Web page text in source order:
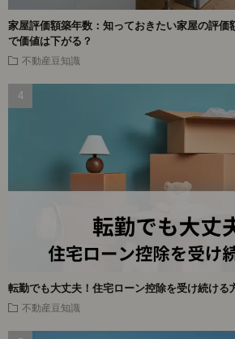
家屋評価額築年数：知っておきたい家屋の評価
で価値は下がる？
不動産豆知識
転勤でも大丈夫！住宅ローン控除を受け続ける
不動産豆知識